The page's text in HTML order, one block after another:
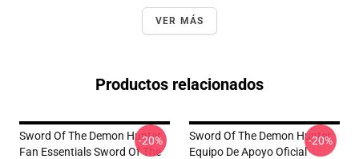
VER MÁS
Productos relacionados
Sword Of The Demon Hunter
Fan Essentials Sword Of The
-20%
Sword Of The Demon Hunter
Equipo De Apoyo Oficial
-20%